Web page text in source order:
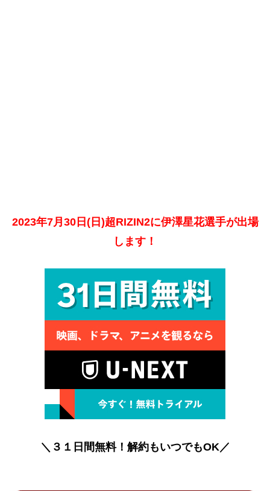
2023年7月30日(日)超RIZIN2に伊澤星花選手が出場
します！
＼３１日間無料！解約もいつでもOK／